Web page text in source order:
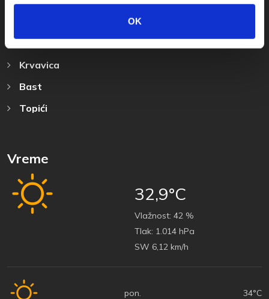
OK
Bratuš
Krvavica
Bast
Topići
Vreme
32,9°C
Vlažnost: 42 %
Tlak: 1.014 hPa
SW 6,12 km/h
pon. 34°C